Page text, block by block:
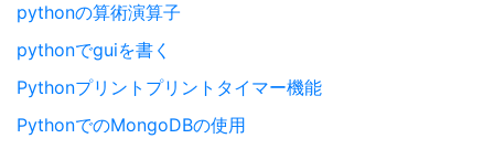
pythonの算術演算子
pythonでguiを書く
Pythonプリントプリントタイマー機能
PythonでのMongoDBの使用